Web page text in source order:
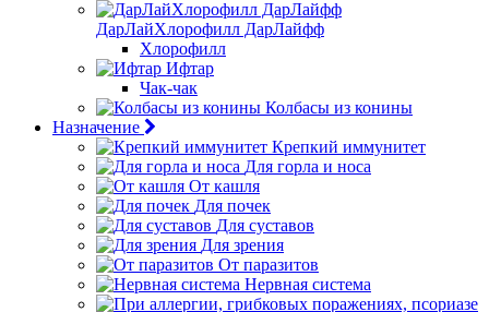
ДарЛайХлорофилл ДарЛайфф
Хлорофилл
Ифтар
Чак-чак
Колбасы из конины
Назначение
Крепкий иммунитет
Для горла и носа
От кашля
Для почек
Для суставов
Для зрения
От паразитов
Нервная система